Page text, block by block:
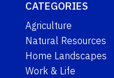
CATEGORIES
Agriculture
Natural Resources
Home Landscapes
Work & Life